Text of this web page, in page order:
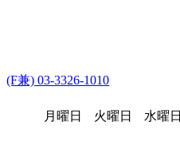
(F兼) 03-3326-1010
月曜日 火曜日 水曜日